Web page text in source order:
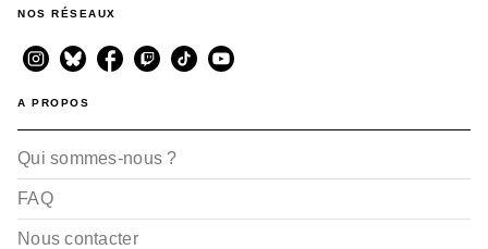
NOS RÉSEAUX
A PROPOS
Qui sommes-nous ?
FAQ
Nous contacter